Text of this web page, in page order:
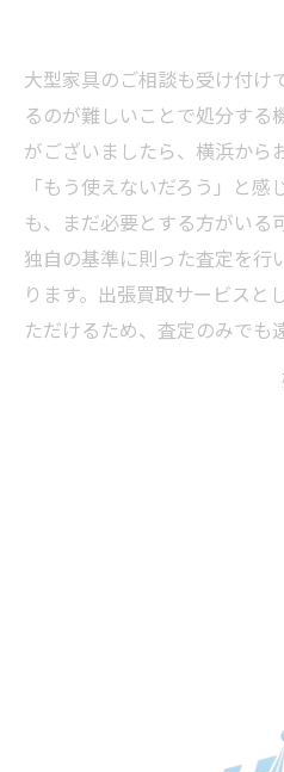
大型家具のご相談も受け付け
るのが難しいことで処分する
がございましたら、横浜から
「もう使えないだろう」と
も、まだ必要とする方がいる
独自の基準に則った査定を行
ります。出張買取サービスと
ただけるため、査定のみでも